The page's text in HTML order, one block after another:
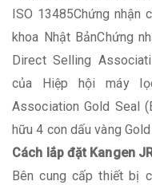
ISO 13485Chứng nhận
khoa Nhật BảnChứng
Direct Selling
của Hiệp hội máy
Association Gold Seal
hữu 4 con dấu vàng
Cách lắp đặt Kangen
Bên cung cấp thiết bị